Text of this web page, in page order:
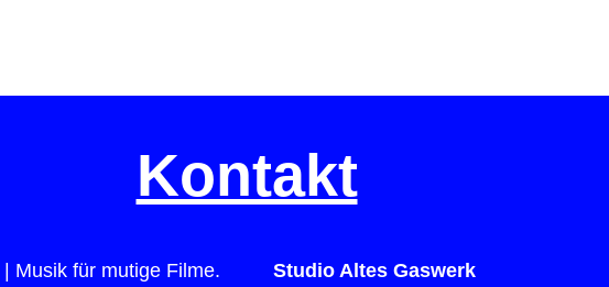
Kontakt
| Musik für mutige Filme.
Studio Altes Gaswerk